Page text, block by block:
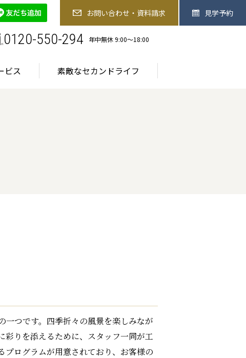
お問い合わせ・資料請求 見学予約
0120-550-294 年中無休 9:00〜18:00
ビス 素敵なセカンドライフ
550-294 お問い合わせ・資料請求 見学予約
お食事 医療サービス
一つです。四季折々の風景を楽しみなが
彩りを添えるために、スタッフ一同が工
ログラムが用意されており、お客様の